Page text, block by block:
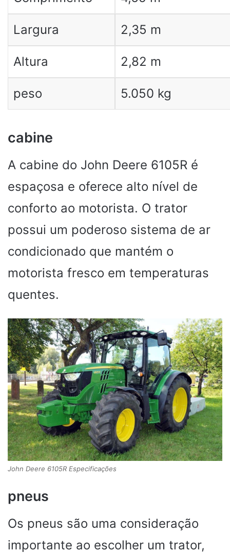
Largura 2,35 m
Altura 2,82 m
peso 5.050 kg
cabine
A cabine do John Deere 6105R é
espaçosa e oferece alto nível de
conforto ao motorista. O trator
possui um poderoso sistema de ar
condicionado que mantém o
motorista fresco em temperaturas
quentes.
John Deere 6105R Especificações
pneus
Os pneus são uma consideração
importante ao escolher um trator,